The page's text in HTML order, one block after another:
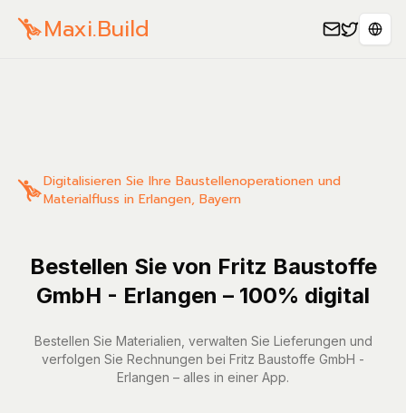
Maxi.Build
Digitalisieren Sie Ihre Baustellenoperationen und
Materialfluss in Erlangen, Bayern
Bestellen Sie von Fritz Baustoffe
GmbH - Erlangen – 100% digital
Bestellen Sie Materialien, verwalten Sie Lieferungen und
verfolgen Sie Rechnungen bei Fritz Baustoffe GmbH -
Erlangen – alles in einer App.